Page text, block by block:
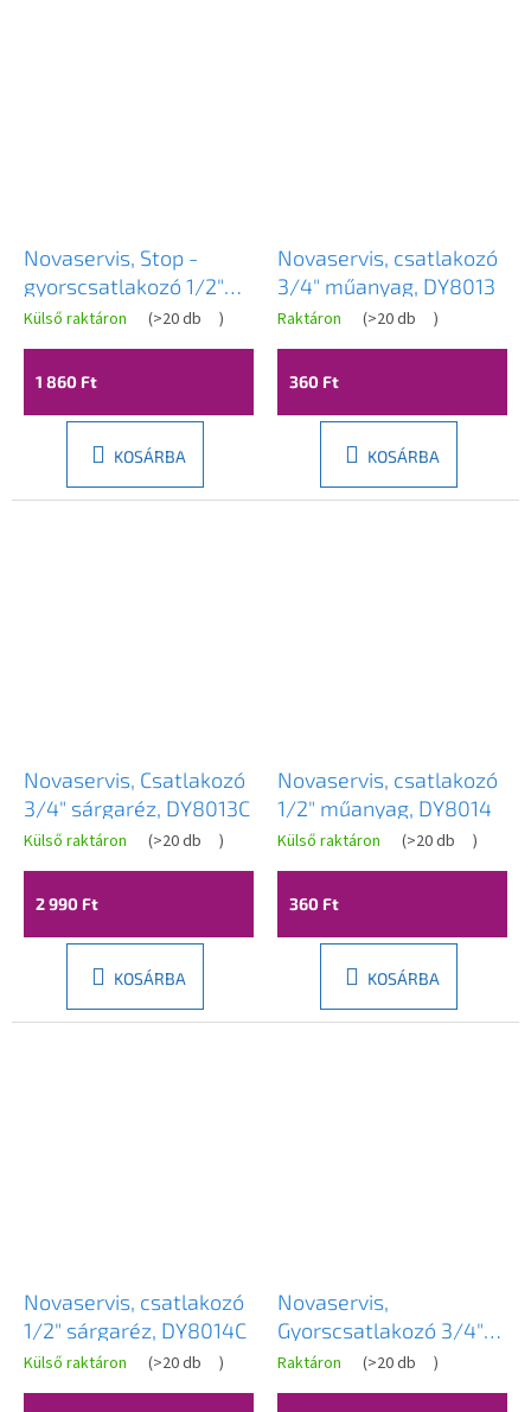
Novaservis, Stop -
gyorscsatlakozó 1/2"
sárgaréz, DY8011C
Külső raktáron (>20 db )
1 860 Ft
KOSÁRBA
Novaservis, csatlakozó
3/4" műanyag, DY8013
Raktáron (>20 db )
360 Ft
KOSÁRBA
Novaservis, Csatlakozó
3/4" sárgaréz, DY8013C
Külső raktáron (>20 db )
2 990 Ft
KOSÁRBA
Novaservis, csatlakozó
1/2" műanyag, DY8014
Külső raktáron (>20 db )
360 Ft
KOSÁRBA
Novaservis, csatlakozó
1/2" sárgaréz, DY8014C
Külső raktáron (>20 db )
Novaservis,
Gyorscsatlakozó 3/4"
sárgaréz, DY8029C
Raktáron (>20 db )